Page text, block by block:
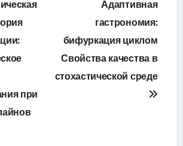
при
Адаптивная
гастрономия:
бифуркация циклом
Свойства качества в
стохастической среде